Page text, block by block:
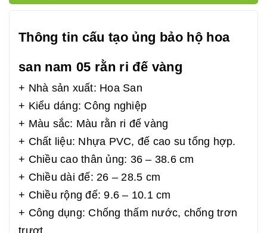
Thông tin cấu tạo ủng bảo hộ hoa
san nam 05 rằn ri đế vàng
+ Nhà sản xuất: Hoa San
+ Kiểu dáng: Công nghiệp
+ Màu sắc: Màu rằn ri đế vàng
+ Chất liệu: Nhựa PVC, đế cao su tổng hợp.
+ Chiều cao thân ủng: 36 – 38.6 cm
+ Chiều dài đế: 26 – 28.5 cm
+ Chiều rộng đế: 9.6 – 10.1 cm
+ Công dụng: Chống thấm nước, chống trơn
trượt.